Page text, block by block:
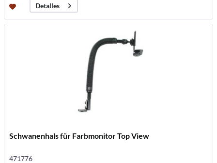
Detalles
Schwanenhals für Farbmonitor Top View
471776